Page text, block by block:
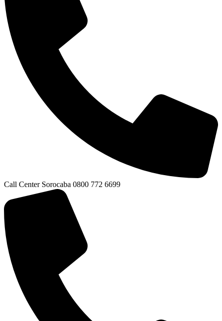
Call Center Sorocaba 0800 772 6699